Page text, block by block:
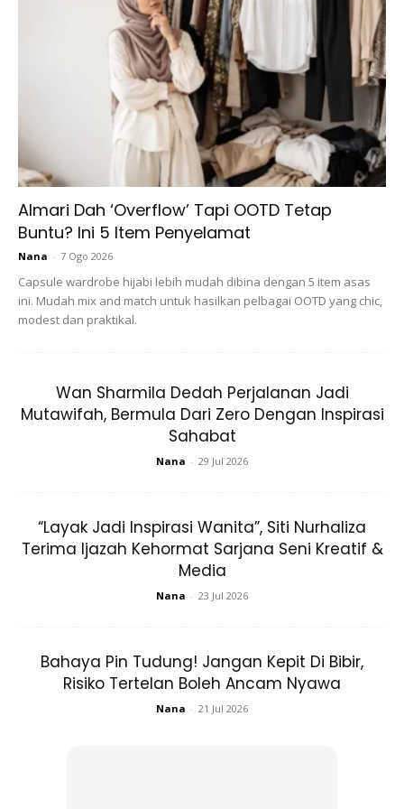
Jenama produk penjagaan kulit yang Amira
gunakan sekarang?
Memandangkan kulit saya sangat sensitif, saya cuma
dibenarkan memakai Cetaphil sebagai pencuci dan
penyegar manakala krim pelembap yang berasaskan
Almari Dah ‘Overflow’ Tapi OOTD Tetap
Buntu? Ini 5 Item Penyelamat
Nana - 7 Ogo 2026
Capsule wardrobe hijabi lebih mudah dibina dengan 5 item asas
ini. Mudah mix and match untuk hasilkan pelbagai OOTD yang chic,
modest dan praktikal.
Wan Sharmila Dedah Perjalanan Jadi
Mutawifah, Bermula Dari Zero Dengan Inspirasi
Sahabat
Nana - 29 Jul 2026
“Layak Jadi Inspirasi Wanita”, Siti Nurhaliza
Terima Ijazah Kehormat Sarjana Seni Kreatif &
Media
Nana - 23 Jul 2026
Bahaya Pin Tudung! Jangan Kepit Di Bibir,
Risiko Tertelan Boleh Ancam Nyawa
Nana - 21 Jul 2026